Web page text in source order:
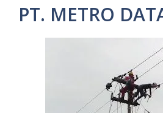
PT. METRO